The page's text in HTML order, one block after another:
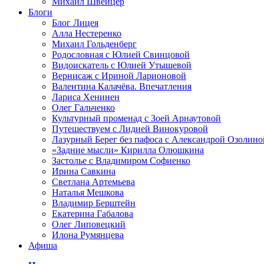
Блоги
Блог Лицея
Алла Нестеренко
Михаил Гольденберг
Родословная с Юлией Свинцовой
Видоискатель с Юлией Утышевой
Вернисаж с Ириной Ларионовой
Валентина Калачёва. Впечатления
Лариса Хенинен
Олег Гальченко
Культурный променад с Зоей Арнаутовой
Путешествуем с Лидией Винокуровой
Лазурный Берег без пафоса с Александрой
«Задние мысли» Кирилла Олюшкина
Застолье с Владимиром Софиенко
Ирина Савкина
Светлана Артемьева
Наталья Мешкова
Владимир Берштейн
Екатерина Габалова
Олег Липовецкий
Илона Румянцева
Афиша